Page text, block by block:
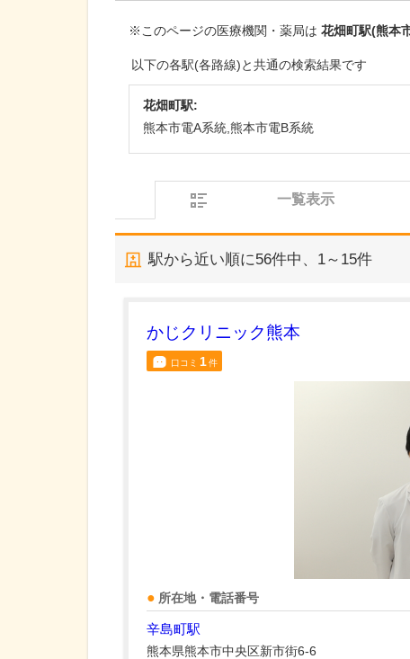
※このページの医療機関・薬局は 花畑町駅(熊本
以下の各駅(各路線)と共通の検索結果です
花畑町駅:
熊本市電A系統,熊本市電B系統
一覧表示
駅から近い順に56件中、 1～15件
かじクリニック熊本
口コミ 1件
所在地・電話番号
辛島町駅
熊本県熊本市中央区新市街6-6